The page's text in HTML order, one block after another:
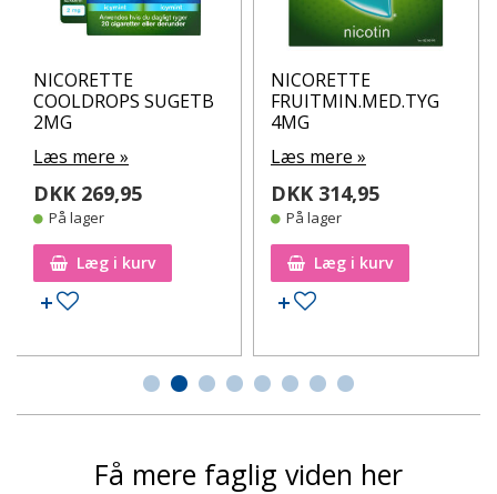
NICORETTE
COOLDROPS SUGETB
2MG
Læs mere »
DKK 269,95
På lager
Læg i kurv
Tilføj til ønskeseddel
NICORETTE
FRUITMIN.MED.TYG
4MG
Læs mere »
DKK 314,95
På lager
Læg i kurv
Tilføj til ønskeseddel
Få mere faglig viden her